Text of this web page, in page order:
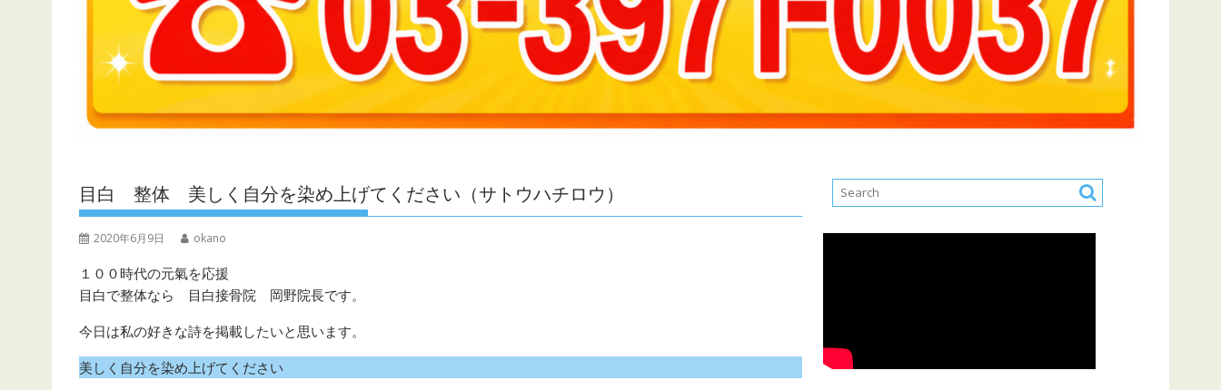
目白 整体 美しく自分を染め上げてください（サトウハチロウ）
2020年6月9日 okano
１００時代の元氣を応援
目白で整体なら 目白接骨院 岡野院長です。
今日は私の好きな詩を掲載したいと思います。
美しく自分を染め上げてください